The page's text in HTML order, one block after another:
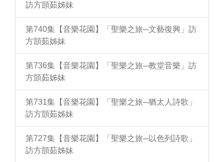
訪方顗茹姊妹
第740集【音樂花園】「聖樂之旅─文藝復興」訪
方顗茹姊妹
第736集【音樂花園】「聖樂之旅─教堂音樂」訪
方顗茹姊妹
第731集【音樂花園】「聖樂之旅─猶太人詩歌」
訪方顗茹姊妹
第727集【音樂花園】「聖樂之旅─以色列詩歌」
訪方顗茹姊妹